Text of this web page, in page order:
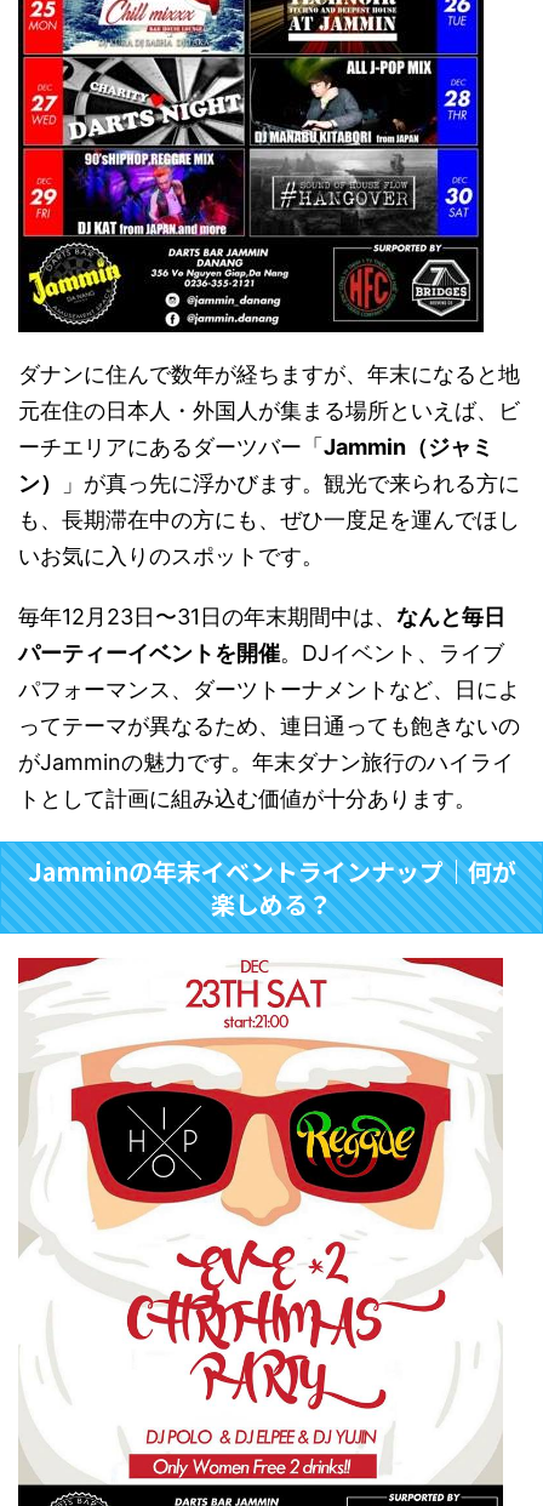
ダナンに住んで数年が経ちますが、年末になると地
元在住の日本人・外国人が集まる場所といえば、ビ
ーチエリアにあるダーツバー「 Jammin（ジャミ
ン）
」が真っ先に浮かびます。観光で来られる方に
も、長期滞在中の方にも、ぜひ一度足を運んでほし
いお気に入りのスポットです。
毎年12月23日〜31日の年末期間中は、 なんと毎日
パーティーイベントを開催。DJイベント、ライブ
パフォーマンス、ダーツトーナメントなど、日によ
ってテーマが異なるため、連日通っても飽きないの
がJamminの魅力です。年末ダナン旅行のハイライ
トとして計画に組み込む価値が十分あります。
Jamminの年末イベントラインナップ｜何が
楽しめる？